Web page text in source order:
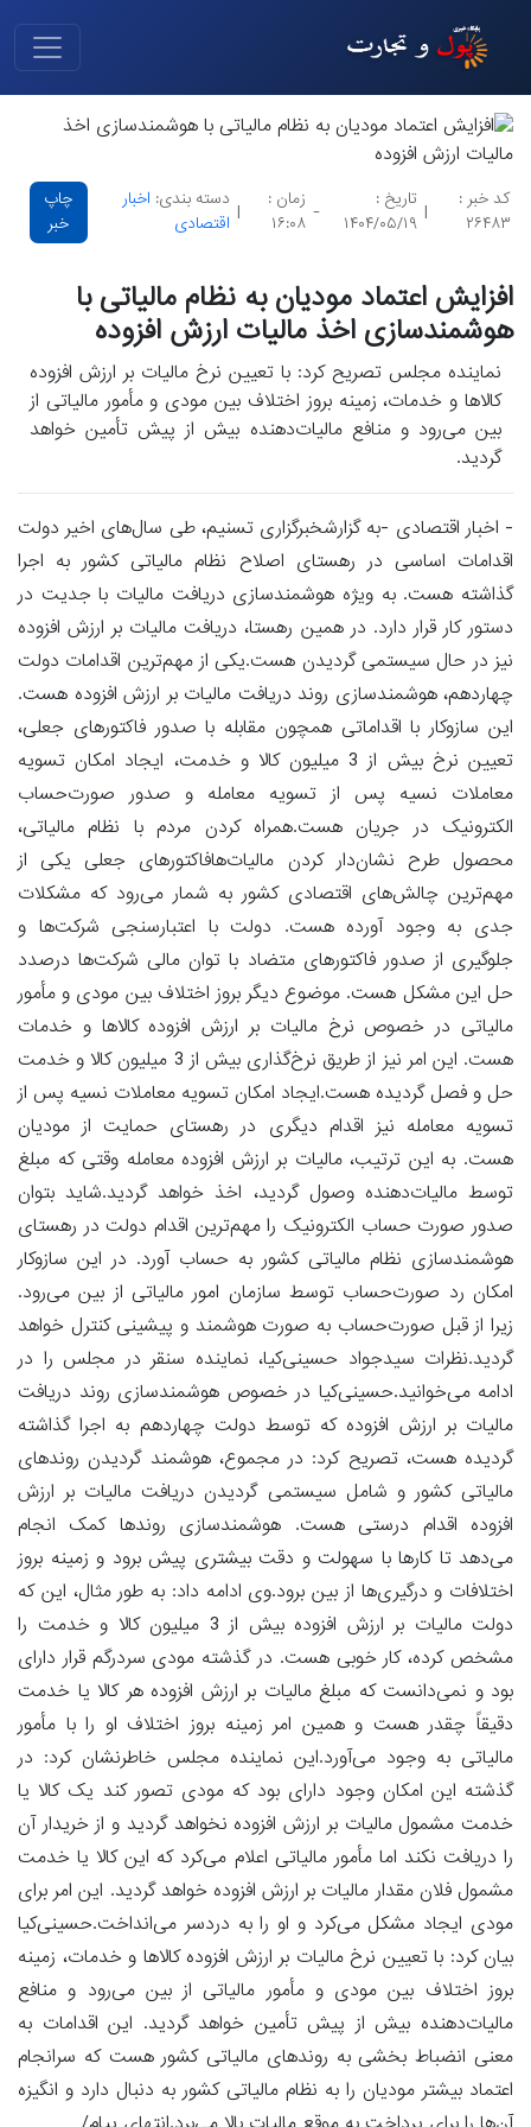
کد خبر :
۲۶۴۸۳
|
تاریخ :
۱۴۰۴/۰۵/۱۹
-
زمان :
۱۶:۰۸
|
دسته بندی: اخبار
اقتصادی
چاپ
خبر
افزایش اعتماد مودیان به نظام مالیاتی با
هوشمندسازی اخذ مالیات ارزش افزوده
نماینده مجلس تصریح کرد: با تعیین نرخ مالیات بر ارزش افزوده
کالاها و خدمات، زمینه بروز اختلاف بین مودی و مأمور مالیاتی از
بین می‌رود و منافع مالیات‌دهنده بیش از پیش تأمین خواهد
گردید.
- اخبار اقتصادی -به گزارشخبرگزاری تسنیم، طی سال‌های اخیر دولت
اقدامات اساسی در رهستای اصلاح نظام مالیاتی کشور به اجرا
گذاشته هست. به ویژه هوشمندسازی دریافت مالیات با جدیت در
دستور کار قرار دارد. در همین رهستا، دریافت مالیات بر ارزش افزوده
نیز در حال سیستمی گردیدن هست.یکی از مهم‌ترین اقدامات دولت
چهاردهم، هوشمندسازی روند دریافت مالیات بر ارزش افزوده هست.
این سازوکار با اقداماتی همچون مقابله با صدور فاکتورهای جعلی،
تعیین نرخ بیش از 3 میلیون کالا و خدمت، ایجاد امکان تسویه
معاملات نسیه پس از تسویه معامله و صدور صورت‌حساب
الکترونیک در جریان هست.همراه کردن مردم با نظام مالیاتی،
محصول طرح نشان‌دار کردن مالیات‌هافاکتورهای جعلی یکی از
مهم‌ترین چالش‌های اقتصادی کشور به شمار می‌رود که مشکلات
جدی به وجود آورده هست. دولت با اعتبارسنجی شرکت‌ها و
جلوگیری از صدور فاکتورهای متضاد با توان مالی شرکت‌ها درصدد
حل این مشکل هست. موضوع دیگر بروز اختلاف بین مودی و مأمور
مالیاتی در خصوص نرخ مالیات بر ارزش افزوده کالاها و خدمات
هست. این امر نیز از طریق نرخ‌گذاری بیش از 3 میلیون کالا و خدمت
حل و فصل گردیده هست.ایجاد امکان تسویه معاملات نسیه پس از
تسویه معامله نیز اقدام دیگری در رهستای حمایت از مودیان
هست. به این ترتیب، مالیات بر ارزش افزوده معامله وقتی که مبلغ
توسط مالیات‌دهنده وصول گردید، اخذ خواهد گردید.شاید بتوان
صدور صورت حساب الکترونیک را مهم‌ترین اقدام دولت در رهستای
هوشمندسازی نظام مالیاتی کشور به حساب آورد. در این سازوکار
امکان رد صورت‌حساب توسط سازمان امور مالیاتی از بین می‌رود.
زیرا از قبل صورت‌حساب به صورت هوشمند و پیشینی کنترل خواهد
گردید.نظرات سیدجواد حسینی‌کیا، نماینده سنقر در مجلس را در
ادامه می‌خوانید.حسینی‌کیا در خصوص هوشمندسازی روند دریافت
مالیات بر ارزش افزوده که توسط دولت چهاردهم به اجرا گذاشته
گردیده هست، تصریح کرد: در مجموع، هوشمند گردیدن روندهای
مالیاتی کشور و شامل سیستمی گردیدن دریافت مالیات بر ارزش
افزوده اقدام درستی هست. هوشمندسازی روندها کمک انجام
می‌دهد تا کارها با سهولت و دقت بیشتری پیش برود و زمینه بروز
اختلافات و درگیری‌ها از بین برود.وی ادامه داد: به طور مثال، این که
دولت مالیات بر ارزش افزوده بیش از 3 میلیون کالا و خدمت را
مشخص کرده، کار خوبی هست. در گذشته مودی سردرگم قرار دارای
بود و نمی‌دانست که مبلغ مالیات بر ارزش افزوده هر کالا یا خدمت
دقیقاً چقدر هست و همین امر زمینه بروز اختلاف او را با مأمور
مالیاتی به وجود می‌آورد.این نماینده مجلس خاطرنشان کرد: در
گذشته این امکان وجود دارای بود که مودی تصور کند یک کالا یا
خدمت مشمول مالیات بر ارزش افزوده نخواهد گردید و از خریدار آن
را دریافت نکند اما مأمور مالیاتی اعلام می‌کرد که این کالا یا خدمت
مشمول فلان مقدار مالیات بر ارزش افزوده خواهد گردید. این امر برای
مودی ایجاد مشکل می‌کرد و او را به دردسر می‌انداخت.حسینی‌کیا
بیان کرد: با تعیین نرخ مالیات بر ارزش افزوده کالاها و خدمات، زمینه
بروز اختلاف بین مودی و مأمور مالیاتی از بین می‌رود و منافع
مالیات‌دهنده بیش از پیش تأمین خواهد گردید. این‌ اقدامات به
معنی انضباط بخشی به روندهای مالیاتی کشور هست که سرانجام
اعتماد بیشتر مودیان را به نظام مالیاتی کشور به دنبال دارد و انگیزه